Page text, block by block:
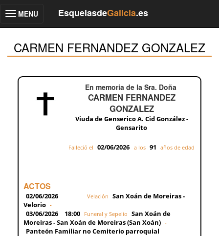
Toggle
MENU EsquelasdeGalicia.es
CARMEN FERNANDEZ GONZALEZ
En memoria de la Sra. Doña
CARMEN FERNANDEZ
GONZALEZ
Viuda de Genserico A. Cid González -
Gensarito
Falleció el 02/06/2026 a los 91 años de edad
ACTOS
02/06/2026 Velación San Xoán de Moreiras -
Velorio -
03/06/2026 18:00 Funeral y Sepelio San Xoán de
Moreiras - San Xoán de Moreiras (San Xoán) -
Panteón Familiar no Cemiterio parroquial